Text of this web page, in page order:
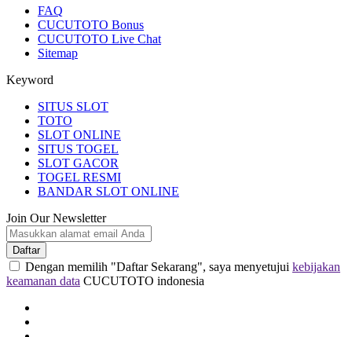
FAQ
CUCUTOTO Bonus
CUCUTOTO Live Chat
Sitemap
Keyword
SITUS SLOT
TOTO
SLOT ONLINE
SITUS TOGEL
SLOT GACOR
TOGEL RESMI
BANDAR SLOT ONLINE
Join Our Newsletter
Daftar
Dengan memilih "Daftar Sekarang", saya menyetujui kebijakan
keamanan data CUCUTOTO indonesia